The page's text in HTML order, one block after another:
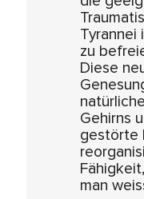
Tyrannei
zu
Diese
Gehirns
gestörte
man